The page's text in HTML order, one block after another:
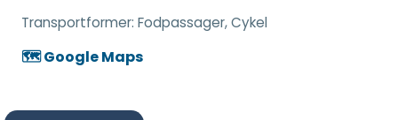
Transportformer: Fodpassager, Cykel
🗺️ Google Maps